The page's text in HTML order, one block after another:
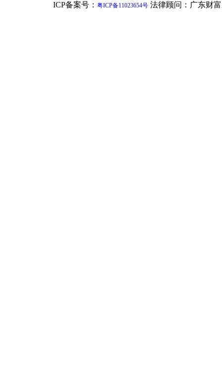
ICP备案号： 粤ICP备11023654号 法律顾问：广东财